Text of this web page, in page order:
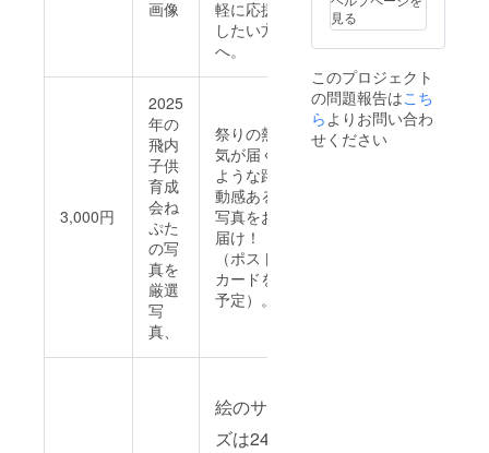
画像
軽に応援
したい方
へ。
3,000円
2025
年の
飛内
子供
育成
会ね
ぷた
の写
真を
厳選
写
真、
祭りの熱
気が届く
ような躍
動感ある
写真をお
届け！
（ポスト
カードを
予定）。
絵のサイ
ズは24
見る
このプロジェクト
の問題報告はこち
らよりお問い合わ
せください